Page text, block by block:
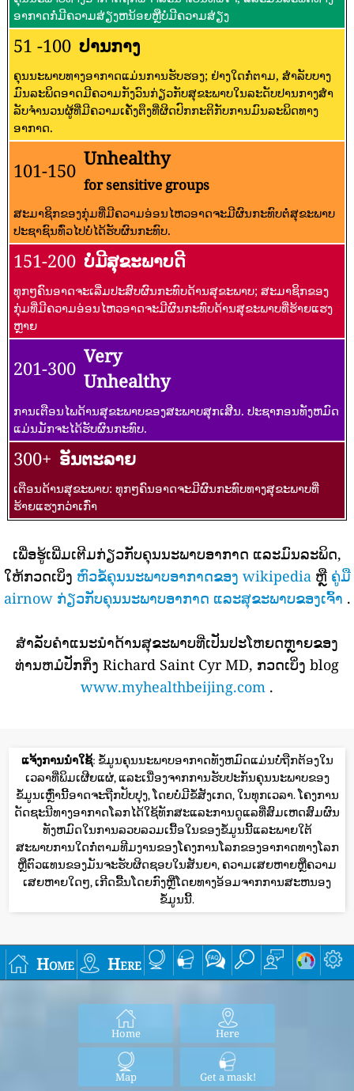
ອາກາດກໍ່ມີຄວາມສ່ຽງຫນ້ອຍຫຼືບໍ່ມີຄວາມສ່ຽງ
51 -100 ປານກາງ
ຄຸນນະພາບທາງອາກາດແມ່ນການຮັບຮອງ; ຢ່າງໃດກໍ່ຕາມ, ສໍາລັບບາງ
ມົນລະພິດອາດມີຄວາມກັງວົນກ່ຽວກັບສຸຂະພາບໃນລະດັບປານກາງສໍາ
ລັບຈໍານວນຜູ້ທີ່ມີຄວາມເຄັ່ງຕຶງທີ່ຜິດປົກກະຕິກັບການມົນລະພິດທາງ
ອາກາດ.
101-150
Unhealthy
for sensitive groups
ສະມາຊິກຂອງກຸ່ມທີ່ມີຄວາມອ່ອນໄຫວອາດຈະມີຜົນກະທົບຕໍ່ສຸຂະພາບ
ປະຊາຊົນທົ່ວໄປບໍ່ໄດ້ຮັບຜົນກະທົບ.
151-200 ບໍ່ມີສຸຂະພາບດີ
ທຸກໆຄົນອາດຈະເລີ່ມປະສົບຜົນກະທົບດ້ານສຸຂະພາບ; ສະມາຊິກຂອງ
ກຸ່ມທີ່ມີຄວາມອ່ອນໄຫວອາດຈະມີຜົນກະທົບດ້ານສຸຂະພາບທີ່ຮ້າຍແຮງ
ຫຼາຍ
201-300
Very
Unhealthy
ການເຕືອນໄພດ້ານສຸຂະພາບຂອງສະພາບສຸກເສີນ. ປະຊາກອນທັງຫມົດ
ແມ່ນມັກຈະໄດ້ຮັບຜົນກະທົບ.
300+ ອັນຕະລາຍ
ເຕືອນດ້ານສຸຂະພາບ: ທຸກໆຄົນອາດຈະມີຜົນກະທົບທາງສຸຂະພາບທີ່
ຮ້າຍແຮງກວ່າເກົ່າ
ເພື່ອຮູ້ເພີ່ມເຕີມກ່ຽວກັບຄຸນນະພາບອາກາດ ແລະມົນລະພິດ,
ໃຫ້ກວດເບິ່ງ ຫົວຂໍ້ຄຸນນະພາບອາກາດຂອງ wikipediaຫຼື ຄູ່ມື
airnow ກ່ຽວກັບຄຸນນະພາບອາກາດ ແລະສຸຂະພາບຂອງເຈົ້າ .
ສໍາລັບຄໍາແນະນໍາດ້ານສຸຂະພາບທີ່ເປັນປະໂຫຍດຫຼາຍຂອງ
ທ່ານຫມໍປັກກິ່ງ Richard Saint Cyr MD, ກວດເບິ່ງ blog
www.myhealthbeijing.com .
ແຈ້ງການນໍາໃຊ້: ຂໍ້ມູນຄຸນນະພາບອາກາດທັງຫມົດແມ່ນບໍ່ຖືກຕ້ອງໃນ
ເວລາທີ່ພິມເຜີຍແຜ່, ແລະເນື່ອງຈາກການຮັບປະກັນຄຸນນະພາບຂອງ
ຂໍ້ມູນເຫຼົ່ານີ້ອາດຈະຖືກປັບປຸງ, ໂດຍບໍ່ມີຂໍ້ສັງເກດ, ໃນທຸກເວລາ. ໂຄງການ
ດັດຊະນີທາງອາກາດໂລກໄດ້ໃຊ້ທັກສະແລະການດູແລທີ່ສົມເຫດສົມຜົນ
ທັງຫມົດໃນການລວບລວມເນື້ອໃນຂອງຂໍ້ມູນນີ້ແລະພາຍໃຕ້
ສະພາບການໃດກໍ່ຕາມທີມງານຂອງໂຄງການໂລກຂອງອາກາດທາງໂລກ
ຫຼືຕົວແທນຂອງມັນຈະຮັບຜິດຊອບໃນສັນຍາ, ຄວາມເສຍຫາຍຫຼືຄວາມ
ເສຍຫາຍໃດໆ, ເກີດຂື້ນໂດຍກົງຫຼືໂດຍທາງອ້ອມຈາກການສະຫນອງ
ຂໍ້ມູນນີ້.
Home Here
Home Here
Map Get a mask!